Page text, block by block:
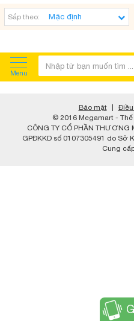
Sắp theo:
Menu
Bảo mật Điều
© 2016 Megamart -
CÔNG TY CỔ PHẦN THƯƠNG
GPĐKKD số 0107305491 do Sở
Cung